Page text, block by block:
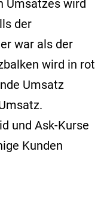
Umsatzes wird
der
war als der
wird in rot
Umsatz
und Ask-Kurse
Kunden